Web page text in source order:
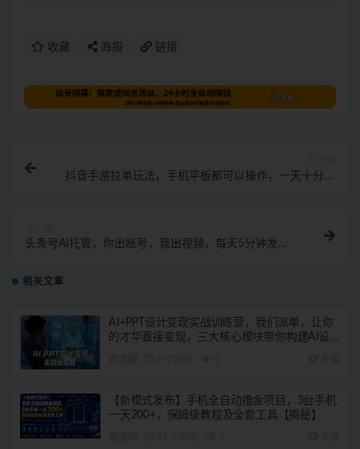
收藏 海报 链接
抖音手游拉单玩法，手机平板都可以操作，一天十分钟
头条号AI托管，你出账号，我出视频，每天5分钟发
相关文章
AI+PPT设计变现实战训练营，我们派单，让你
的才华直接变现，三大核心模块带你构建Al设
【新模式发布】手机全自动撸金项目，3台手机
一天200+，保姆级教程及全套工具【揭秘】